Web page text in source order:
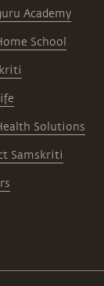
Academy
School
Solutions
Samskriti